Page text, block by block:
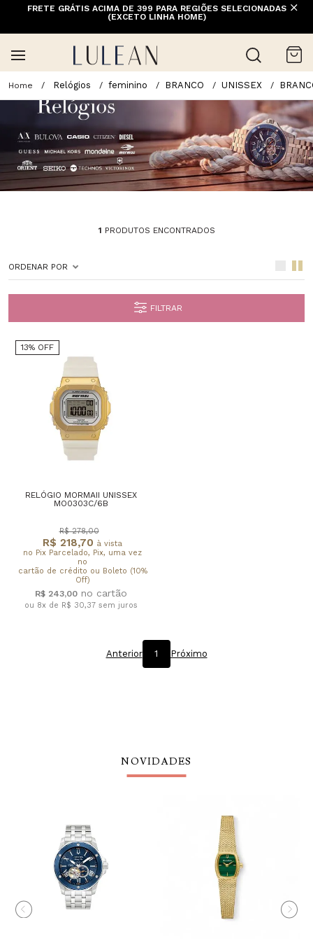
FRETE GRÁTIS ACIMA DE 399 PARA REGIÕES SELECIONADAS
(EXCETO LINHA HOME)
Relógios feminino BRANCO UNISSEX
1 PRODUTOS ENCONTRADOS
ORDENAR POR
FILTRAR
13% OFF
RELÓGIO MORMAII UNISSEX
MO0303C/6B
R$ 218,70 à vista
no Pix Parcelado, Pix, uma vez
no
cartão de crédito ou Boleto (10%
Off)
R$ 278,00
R$ 243,00
ou 8x de R$ 30,37 sem juros
Anterior 1 Próximo
NOVIDADES